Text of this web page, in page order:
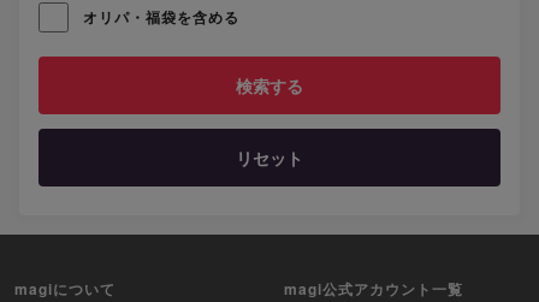
オリパ・福袋を含める
リセット
magiについて magi公式アカウント一覧